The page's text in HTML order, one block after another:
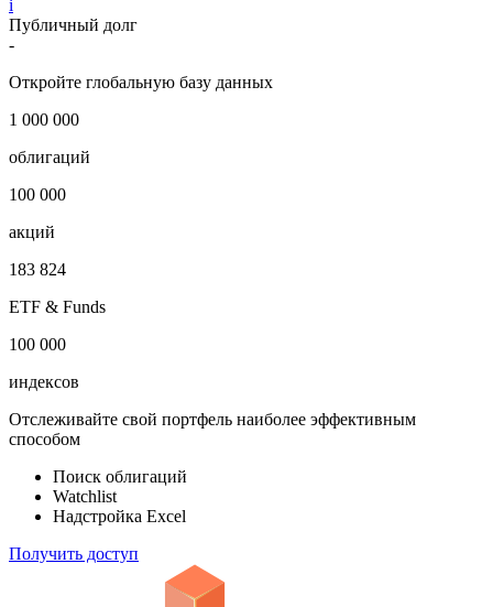
i
Публичный долг
-
Откройте глобальную базу данных
1 000 000
облигаций
100 000
акций
183 824
ETF & Funds
100 000
индексов
Отслеживайте свой портфель наиболее эффективным
способом
Поиск облигаций
Watchlist
Надстройка Excel
Получить доступ